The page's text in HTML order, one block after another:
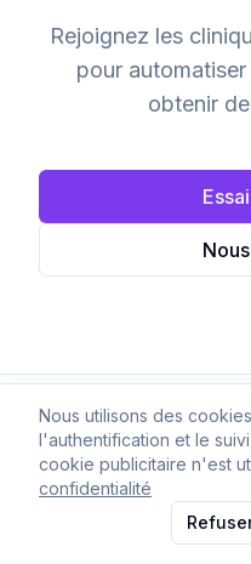
Rejoignez les
pour
obtenir
78
Nous utilisons des
l'authentification et le
cookie publicitaire n'est
confidentialité